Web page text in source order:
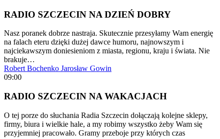
RADIO SZCZECIN NA DZIEŃ DOBRY
Nasz poranek dobrze nastraja. Skutecznie przesyłamy Wam energię
na falach eteru dzięki dużej dawce humoru, najnowszym i
najciekawszym doniesieniom z miasta, regionu, kraju i świata. Nie
brakuje…
Robert Bochenko Jarosław Gowin
09:00
RADIO SZCZECIN NA WAKACJACH
O tej porze do słuchania Radia Szczecin dołączają kolejne sklepy,
firmy, biura i wielkie hale, a my robimy wszystko żeby Wam się
przyjemniej pracowało. Gramy przeboje przy których czas